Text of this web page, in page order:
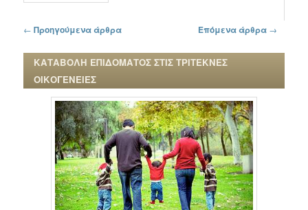
Πλοήγηση στα άρθρα
← Προηγούμενα άρθρα Επόμενα άρθρα →
ΚΑΤΑΒΟΛΗ ΕΠΙΔΟΜΑΤΟΣ ΣΤΙΣ ΤΡΙΤΕΚΝΕΣ
ΟΙΚΟΓΕΝΕΙΕΣ